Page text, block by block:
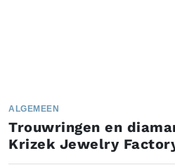
ALGEMEEN
Trouwringen en
Krizek Jewelry